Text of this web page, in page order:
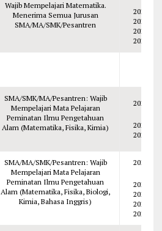
Wajib Mempelajari Matematika.
Menerima Semua Jurusan
SMA/MA/SMK/Pesantren
2025
2024
2023
2022
SMA/SMK/MA/Pesantren: Wajib
Mempelajari Mata Pelajaran
Peminatan Ilmu Pengetahuan
Alam (Matematika, Fisika, Kimia)
2026
2025
2024
SMA/MA/SMK/Pesantren: Wajib
Mempelajari Mata Pelajaran
Peminatan Ilmu Pengetahuan
Alam (Matematika, Fisika, Biologi,
Kimia, Bahasa Inggris)
2026
2025
2024
2023
2022